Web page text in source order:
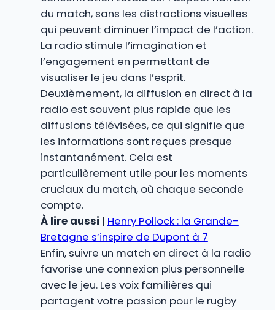
du match, sans les distractions visuelles
qui peuvent diminuer l’impact de l’action.
La radio stimule l’imagination et
l’engagement en permettant de
visualiser le jeu dans l’esprit.
Deuxièmement, la diffusion en direct à la
radio est souvent plus rapide que les
diffusions télévisées, ce qui signifie que
les informations sont reçues presque
instantanément. Cela est
particulièrement utile pour les moments
cruciaux du match, où chaque seconde
compte.
À lire aussi | Henry Pollock : la Grande-
Bretagne s’inspire de Dupont à 7
Enfin, suivre un match en direct à la radio
favorise une connexion plus personnelle
avec le jeu. Les voix familières qui
partagent votre passion pour le rugby